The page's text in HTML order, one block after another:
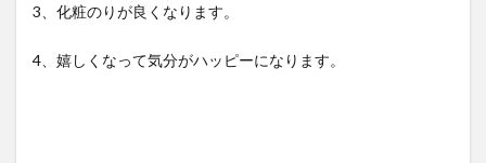
3、化粧のりが良くなります。
4、嬉しくなって気分がハッピーになります。